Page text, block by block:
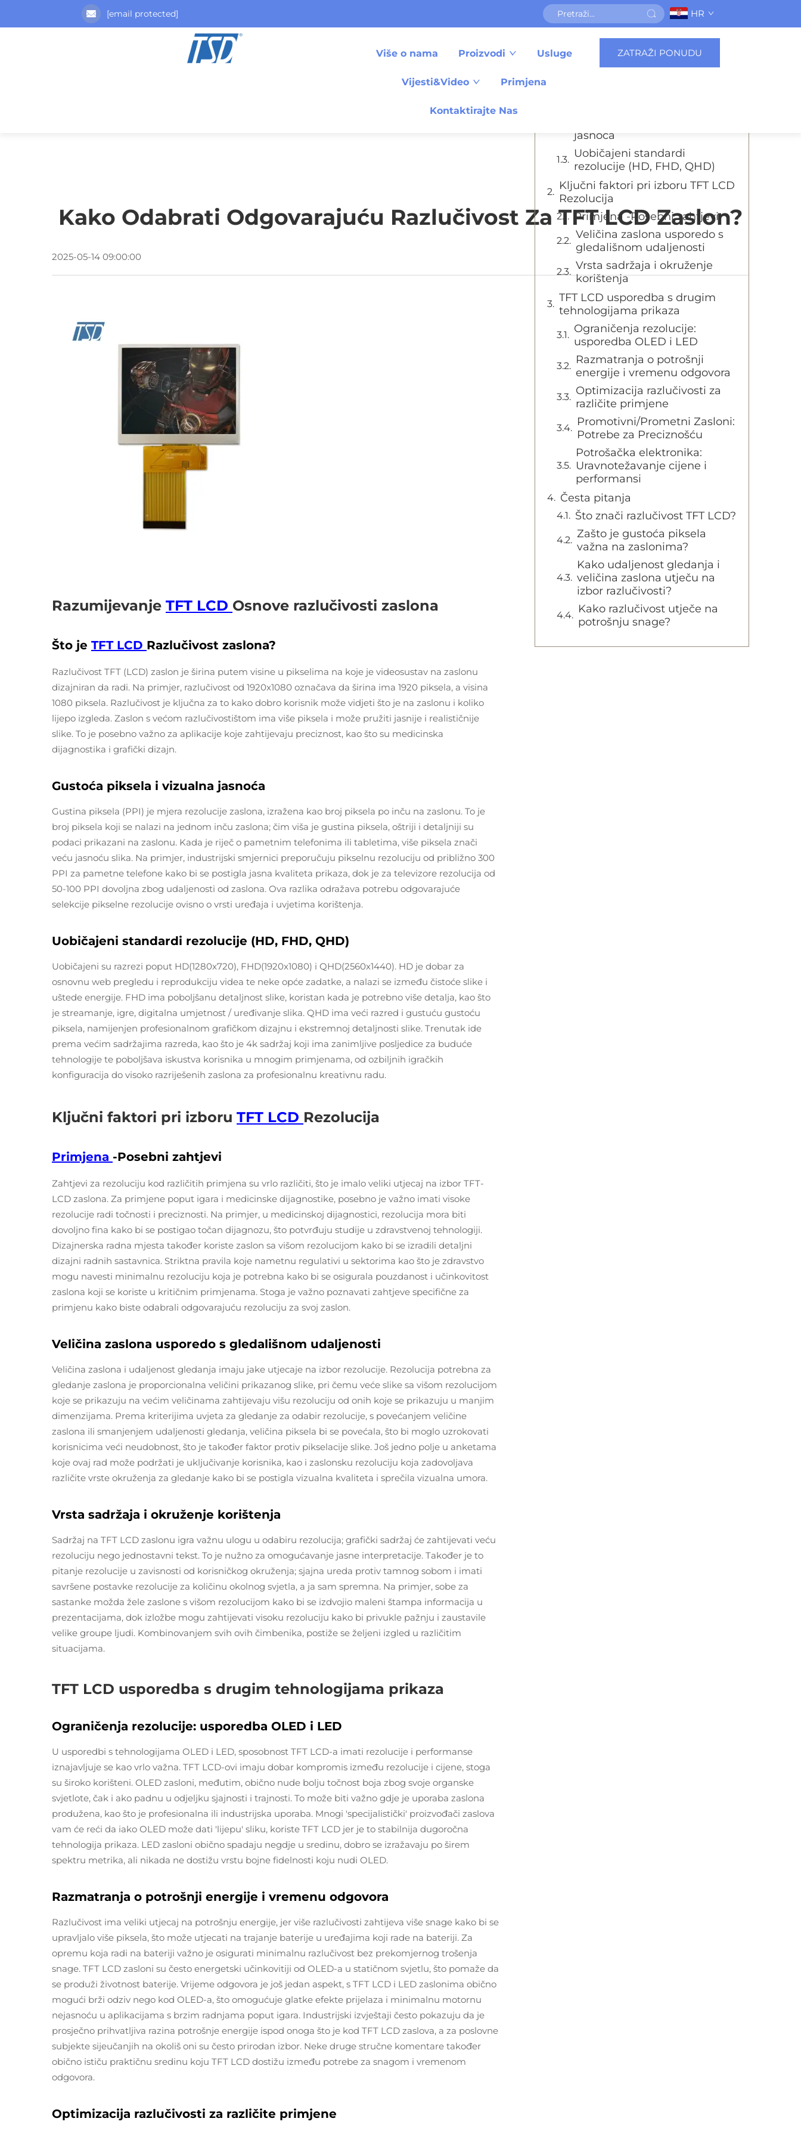
[email protected] HR
Više o nama Proizvodi Usluge
Vijesti&Video Primjena
Kontaktirajte Nas
ZATRAŽI PONUDU
Kako Odabrati Odgovarajuću Razlučivost Za TFT LCD Zaslon?
2025-05-14 09:00:00
Razumijevanje TFT LCD Osnove razlučivosti zaslona
Što je TFT LCD Razlučivost zaslona?
Razlučivost TFT (LCD) zaslon je širina putem visine u pikselima na koje je videosustav na zaslonu
dizajniran da radi. Na primjer, razlučivost od 1920x1080 označava da širina ima 1920 piksela, a visina
1080 piksela. Razlučivost je ključna za to kako dobro korisnik može vidjeti što je na zaslonu i koliko
lijepo izgleda. Zaslon s većom razlučivostištom ima više piksela i može pružiti jasnije i realističnije
slike. To je posebno važno za aplikacije koje zahtijevaju preciznost, kao što su medicinska
dijagnostika i grafički dizajn.
Gustoća piksela i vizualna jasnoća
Gustina piksela (PPI) je mjera rezolucije zaslona, izražena kao broj piksela po inču na zaslonu. To je
broj piksela koji se nalazi na jednom inču zaslona; čim viša je gustina piksela, oštriji i detaljniji su
podaci prikazani na zaslonu. Kada je riječ o pametnim telefonima ili tabletima, više piksela znači
veću jasnoću slika. Na primjer, industrijski smjernici preporučuju pikselnu rezoluciju od približno 300
PPI za pametne telefone kako bi se postigla jasna kvaliteta prikaza, dok je za televizore rezolucija od
50-100 PPI dovoljna zbog udaljenosti od zaslona. Ova razlika odražava potrebu odgovarajuće
selekcije pikselne rezolucije ovisno o vrsti uređaja i uvjetima korištenja.
Uobičajeni standardi rezolucije (HD, FHD, QHD)
Uobičajeni su razrezi poput HD(1280x720), FHD(1920x1080) i QHD(2560x1440). HD je dobar za
osnovnu web pregledu i reprodukciju videa te neke opće zadatke, a nalazi se između čistoće slike i
uštede energije. FHD ima poboljšanu detaljnost slike, koristan kada je potrebno više detalja, kao što
je streamanje, igre, digitalna umjetnost / uređivanje slika. QHD ima veći razred i gustuću gustoću
piksela, namijenjen profesionalnom grafičkom dizajnu i ekstremnoj detaljnosti slike. Trenutak ide
prema većim sadržajima razreda, kao što je 4k sadržaj koji ima zanimljive posljedice za buduće
tehnologije te poboljšava iskustva korisnika u mnogim primjenama, od ozbiljnih igračkih
konfiguracija do visoko razriješenih zaslona za profesionalnu kreativnu radu.
Ključni faktori pri izboru TFT LCD Rezolucija
Primjena -Posebni zahtjevi
Zahtjevi za rezoluciju kod različitih primjena su vrlo različiti, što je imalo veliki utjecaj na izbor TFT-
LCD zaslona. Za primjene poput igara i medicinske dijagnostike, posebno je važno imati visoke
rezolucije radi točnosti i preciznosti. Na primjer, u medicinskoj dijagnostici, rezolucija mora biti
dovoljno fina kako bi se postigao točan dijagnozu, što potvrđuju studije u zdravstvenoj tehnologiji.
Dizajnerska radna mjesta također koriste zaslon sa višom rezolucijom kako bi se izradili detaljni
dizajni radnih sastavnica. Striktna pravila koje nametnu regulativi u sektorima kao što je zdravstvo
mogu navesti minimalnu rezoluciju koja je potrebna kako bi se osigurala pouzdanost i učinkovitost
zaslona koji se koriste u kritičnim primjenama. Stoga je važno poznavati zahtjeve specifične za
primjenu kako biste odabrali odgovarajuću rezoluciju za svoj zaslon.
Veličina zaslona usporedo s gledališnom udaljenosti
Veličina zaslona i udaljenost gledanja imaju jake utjecaje na izbor rezolucije. Rezolucija potrebna za
gledanje zaslona je proporcionalna veličini prikazanog slike, pri čemu veće slike sa višom rezolucijom
koje se prikazuju na većim veličinama zahtijevaju višu rezoluciju od onih koje se prikazuju u manjim
dimenzijama. Prema kriterijima uvjeta za gledanje za odabir rezolucije, s povećanjem veličine
zaslona ili smanjenjem udaljenosti gledanja, veličina piksela bi se povećala, što bi moglo uzrokovati
korisnicima veći neudobnost, što je također faktor protiv pikselacije slike. Još jedno polje u anketama
koje ovaj rad može podržati je uključivanje korisnika, kao i zaslonsku rezoluciju koja zadovoljava
različite vrste okruženja za gledanje kako bi se postigla vizualna kvaliteta i sprečila vizualna umora.
Vrsta sadržaja i okruženje korištenja
Sadržaj na TFT LCD zaslonu igra važnu ulogu u odabiru rezolucija; grafički sadržaj će zahtijevati veću
rezoluciju nego jednostavni tekst. To je nužno za omogućavanje jasne interpretacije. Također je to
pitanje rezolucije u zavisnosti od korisničkog okruženja; sjajna ureda protiv tamnog sobom i imati
savršene postavke rezolucije za količinu okolnog svjetla, a ja sam spremna. Na primjer, sobe za
sastanke možda žele zaslone s višom rezolucijom kako bi se izdvojio maleni štampa informacija u
prezentacijama, dok izložbe mogu zahtijevati visoku rezoluciju kako bi privukle pažnju i zaustavile
velike groupe ljudi. Kombinovanjem svih ovih čimbenika, postiže se željeni izgled u različitim
situacijama.
TFT LCD usporedba s drugim tehnologijama prikaza
Ograničenja rezolucije: usporedba OLED i LED
U usporedbi s tehnologijama OLED i LED, sposobnost TFT LCD-a imati rezolucije i performanse
iznajavljuje se kao vrlo važna. TFT LCD-ovi imaju dobar kompromis između rezolucije i cijene, stoga
su široko korišteni. OLED zasloni, međutim, obično nude bolju točnost boja zbog svoje organske
svjetlote, čak i ako padnu u odjeljku sjajnosti i trajnosti. To može biti važno gdje je uporaba zaslona
produžena, kao što je profesionalna ili industrijska uporaba. Mnogi 'specijalistički' proizvođači zaslova
vam će reći da iako OLED može dati 'lijepu' sliku, koriste TFT LCD jer je to stabilnija dugoročna
tehnologija prikaza. LED zasloni obično spadaju negdje u sredinu, dobro se izražavaju po širem
spektru metrika, ali nikada ne dostižu vrstu bojne fidelnosti koju nudi OLED.
Razmatranja o potrošnji energije i vremenu odgovora
Razlučivost ima veliki utjecaj na potrošnju energije, jer više razlučivosti zahtijeva više snage kako bi se
upravljalo više piksela, što može utjecati na trajanje baterije u uređajima koji rade na bateriji. Za
opremu koja radi na bateriji važno je osigurati minimalnu razlučivost bez prekomjernog trošenja
snage. TFT LCD zasloni su često energetski učinkovitiji od OLED-a u statičnom svjetlu, što pomaže da
se produži životnost baterije. Vrijeme odgovora je još jedan aspekt, s TFT LCD i LED zaslonima obično
mogući brži odziv nego kod OLED-a, što omogućuje glatke efekte prijelaza i minimalnu motornu
nejasnoću u aplikacijama s brzim radnjama poput igara. Industrijski izvještaji često pokazuju da je
prosječno prihvatljiva razina potrošnje energije ispod onoga što je kod TFT LCD zaslova, a za poslovne
subjekte sijeučanjih na okoliš oni su često prirodan izbor. Neke druge stručne komentare također
obično ističu praktičnu sredinu koju TFT LCD dostižu između potrebe za snagom i vremenom
odgovora.
Optimizacija razlučivosti za različite primjene
Sadržaj
Razumijevanje TFT LCD Osnove
jasnoća
Uobičajeni standardi
rezolucije (HD, FHD, QHD)
Ključni faktori pri izboru TFT LCD
Rezolucija
Primjena -Posebni zahtjevi
Veličina zaslona usporedo s
gledališnom udaljenosti
Vrsta sadržaja i okruženje
korištenja
TFT LCD usporedba s drugim
tehnologijama prikaza
Ograničenja rezolucije:
usporedba OLED i LED
Razmatranja o potrošnji
energije i vremenu odgovora
Optimizacija razlučivosti za
različite primjene
Promotivni/Prometni Zasloni:
Potrebe za Preciznošću
Potrošačka elektronika:
Uravnotežavanje cijene i
performansi
Česta pitanja
Što znači razlučivost TFT LCD?
Zašto je gustoća piksela
važna na zaslonima?
Kako udaljenost gledanja i
veličina zaslona utječu na
izbor razlučivosti?
Kako razlučivost utječe na
potrošnju snage?